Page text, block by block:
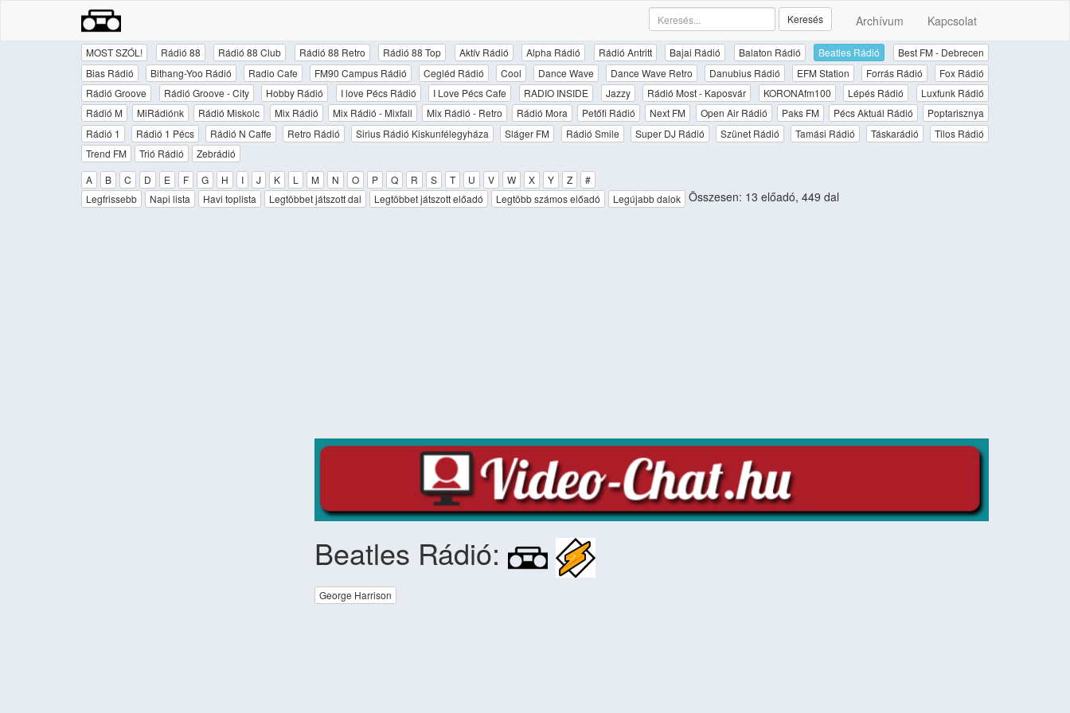
Archívum Kapcsolat
Keresés
MOST SZÓL! Rádió 88 Rádió 88 Club Rádió 88 Retro Rádió 88 Top Aktív Rádió Alpha Rádió Rádió Antritt Bajai Rádió Balaton Rádió Beatles Rádió
Best FM - Debrecen
Bias Rádió
Bithang-Yoo Rádió Radio Cafe FM90 Campus Rádió Cegléd Rádió Cool Dance Wave Dance Wave Retro Danubius Rádió EFM Station Forrás Rádió
Fox Rádió
Rádió Groove
Rádió Groove - City Hobby Rádió I love Pécs Rádió I Love Pécs Cafe RADIO INSIDE Jazzy Rádió Most - Kaposvár KORONAfm100 Lépés Rádió
Luxfunk Rádió
Rádió M
MiRádiónk Rádió Miskolc Mix Rádió Mix Rádió - Mixfall Mix Rádió - Retro Rádió Mora Petőfi Rádió Next FM Open Air Rádió Paks FM Pécs Aktuál Rádió
Poptarisznya
Rádió 1
Rádió 1 Pécs Rádió N Caffe Retro Rádió Sirius Rádió Kiskunfélegyháza Sláger FM Rádió Smile Super DJ Rádió Szünet Rádió Tamási Rádió Táskarádió
Tilos Rádió
Trend FM
Trió Rádió
Zebrádió
A
B C D E F G H I J K L M N O P Q R S T U V W X Y Z
#
Legfrissebb
Napi lista Havi toplista Legtöbbet játszott dal Legtöbbet játszott előadó Legtöbb számos előadó Legújabb dalok Összesen: 13 előadó, 449 dal
Beatles Rádió:
George Harrison